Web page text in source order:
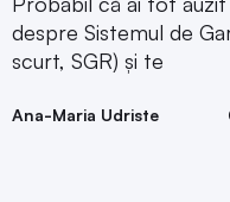
despre Sistemul de
scurt, SGR) și te
Ana-Maria Udriste